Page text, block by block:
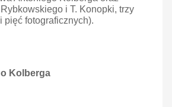
i T. Konopki, trzy
pięć fotograficznych).
Kolberga